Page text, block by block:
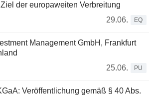
der europaweiten Verbreitung
29.06.
EQ
Management GmbH, Frankfurt
25.06.
PU
Veröffentlichung gemäß § 40 Abs.